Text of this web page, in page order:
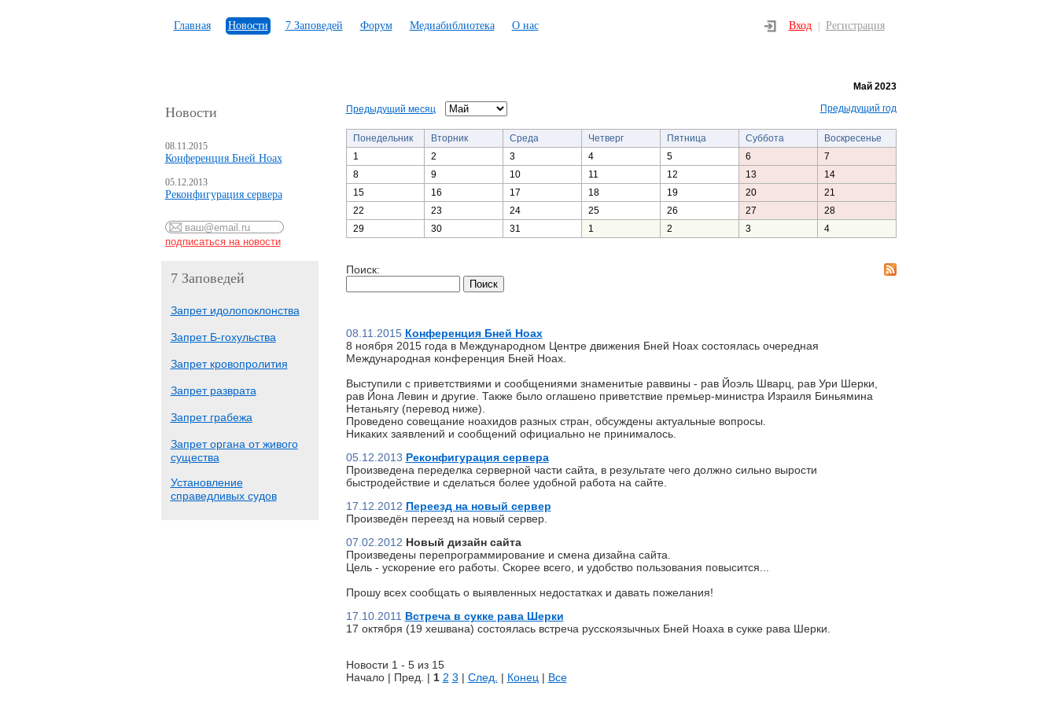
Главная Новости 7 Заповедей Форум Медиабиблиотека О нас Вход Регистрация
Новости
08.11.2015
Конференция Бней Ноах
05.12.2013
Реконфигурация сервера
7 Заповедей
Запрет идолопоклонства
Запрет Б-гохульства
Запрет кровопролития
Запрет разврата
Запрет грабежа
Запрет органа от живого
существа
Установление
справедливых судов
Май 2023
Предыдущий месяц Предыдущий год
Понедельник Вторник Среда Четверг Пятница Суббота
Воскресенье
1
2 3 4 5 6
7
8
9 10 11 12 13
14
15
16 17 18 19 20
21
22
23 24 25 26 27
28
29
30 31 1 2 3 4
Поиск:
08.11.2015 Конференция Бней Ноах
8 ноября 2015 года в Международном Центре движения Бней Ноах состоялась очередная
Международная конференция Бней Ноах.
Выступили с приветствиями и сообщениями знаменитые раввины - рав Йоэль Шварц, рав Ури Шерки,
рав Йона Левин и другие. Также было оглашено приветствие премьер-министра Израиля Биньямина
Нетаньягу (перевод ниже).
Проведено совещание ноахидов разных стран, обсуждены актуальные вопросы.
Никаких заявлений и сообщений официально не принималось.
05.12.2013 Реконфигурация сервера
Произведена переделка серверной части сайта, в результате чего должно сильно вырости
быстродействие и сделаться более удобной работа на сайте.
17.12.2012 Переезд на новый сервер
Произведён переезд на новый сервер.
07.02.2012 Новый дизайн сайта
Произведены перепрограммирование и смена дизайна сайта.
Цель - ускорение его работы. Скорее всего, и удобство пользования повысится...
Прошу всех сообщать о выявленных недостатках и давать пожелания!
17.10.2011 Встреча в сукке рава Шерки
17 октября (19 хешвана) состоялась встреча русскоязычных Бней Ноаха в сукке рава Шерки.
Новости 1 - 5 из 15
Начало | Пред. | 1 2 3 | След. | Конец | Все